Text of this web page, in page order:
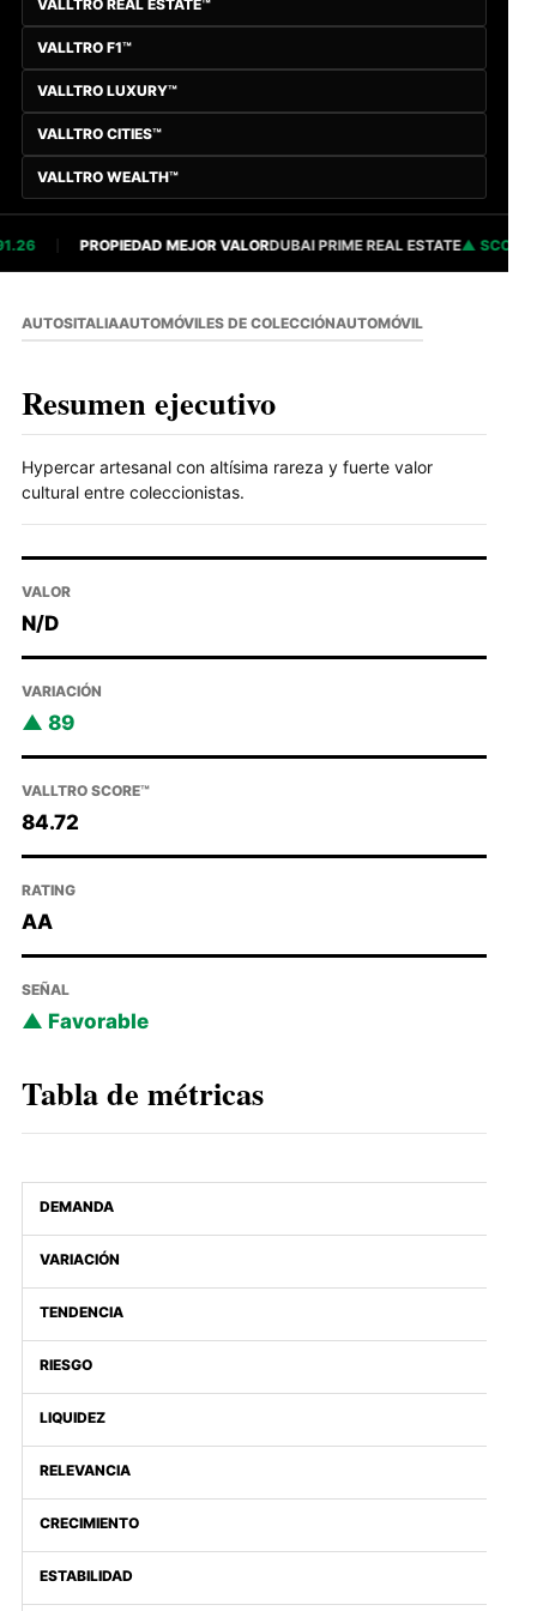
VALLTRO REAL ESTATE™
VALLTRO F1™
VALLTRO LUXURY™
VALLTRO CITIES™
VALLTRO WEALTH™
PROPIEDAD MEJOR VALORDUBAI PRIME REAL ESTATE SCORE
AUTOSITALIAAUTOMÓVILES DE COLECCIÓNAUTOMÓVIL
Resumen ejecutivo
Hypercar artesanal con altísima rareza y fuerte valor
cultural entre coleccionistas.
VALOR
N/D
VARIACIÓN
89
VALLTRO SCORE™
84.72
RATING
AA
SEÑAL
Favorable
Tabla de métricas
DEMANDA
VARIACIÓN
TENDENCIA
RIESGO
LIQUIDEZ
RELEVANCIA
CRECIMIENTO
ESTABILIDAD